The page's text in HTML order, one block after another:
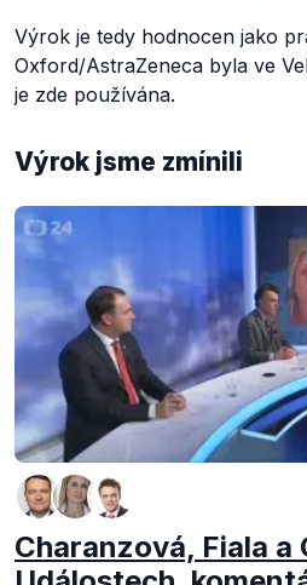
Výrok je tedy hodnocen jako
Oxford/AstraZeneca byla ve
je zde používána.
Výrok jsme zmínili
Charanzová, Fiala a